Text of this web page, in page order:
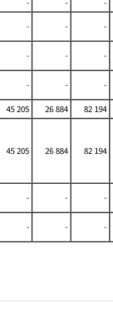
- - -
- - -
- - -
45 205 26 884 82 194
45 205 26 884 82 194
- - -
- - -